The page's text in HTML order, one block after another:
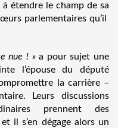
à étendre le champ de sa
parlementaires qu’il
nue ! »a pour sujet une
l’épouse du député
la carrière –
Leurs discussions
prennent des
il s’en dégage alors un